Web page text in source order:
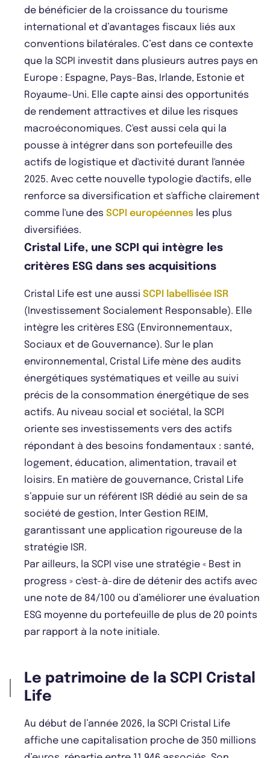
de bénéficier de la croissance du tourisme
international et d’avantages fiscaux liés aux
conventions bilatérales. C’est dans ce contexte
que la SCPI investit dans plusieurs autres pays en
Europe : Espagne, Pays-Bas, Irlande, Estonie et
Royaume-Uni. Elle capte ainsi des opportunités
de rendement attractives et dilue les risques
macroéconomiques. C'est aussi cela qui la
pousse à intégrer dans son portefeuille des
actifs de logistique et d'activité durant l'année
2025. Avec cette nouvelle typologie d'actifs, elle
renforce sa diversification et s'affiche clairement
comme l'une des SCPI européennes les plus
diversifiées.
Cristal Life, une SCPI qui intègre les
critères ESG dans ses acquisitions
Cristal Life est une aussi SCPI labellisée ISR
(Investissement Socialement Responsable). Elle
intègre les critères ESG (Environnementaux,
Sociaux et de Gouvernance). Sur le plan
environnemental, Cristal Life mène des audits
énergétiques systématiques et veille au suivi
précis de la consommation énergétique de ses
actifs. Au niveau social et sociétal, la SCPI
oriente ses investissements vers des actifs
répondant à des besoins fondamentaux : santé,
logement, éducation, alimentation, travail et
loisirs. En matière de gouvernance, Cristal Life
s’appuie sur un référent ISR dédié au sein de sa
société de gestion, Inter Gestion REIM,
garantissant une application rigoureuse de la
stratégie ISR.
Par ailleurs, la SCPI vise une stratégie « Best in
progress » c'est-à-dire de détenir des actifs avec
une note de 84/100 ou d’améliorer une évaluation
ESG moyenne du portefeuille de plus de 20 points
par rapport à la note initiale.
Le patrimoine de la SCPI Cristal
Life
Au début de l’année 2026, la SCPI Cristal Life
affiche une capitalisation proche de 350 millions